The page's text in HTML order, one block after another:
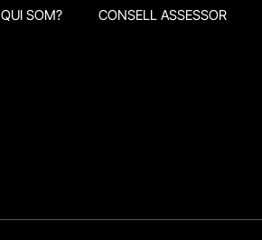
QUI SOM? CONSELL ASSESSOR